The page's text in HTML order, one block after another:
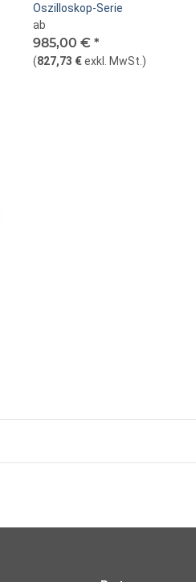
Oszilloskop-Serie
ab
985,00 € *
(827,73 €exkl. MwSt. )